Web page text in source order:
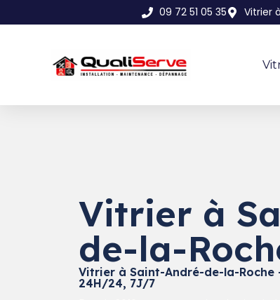
09 72 51 05 35 Vitrier
Vitrier à
de-la-
Vitrier à Saint-André-de-la-
24H/24, 7J/7